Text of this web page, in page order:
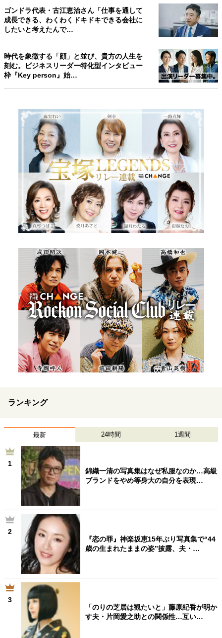
ゴンドラ代表・古江恵治さん「仕事を通して
成長できる、わくわくドキドキできる会社に
したいと考えたんで…
時代を象徴する「顔」と並び、貴方の人生を
刻む。ビジネスリーダー特化型インタビュー
枠『Key person』始…
ランキング
最新 24時間 1週間
1
錦織一清の写真集はなぜ私服なのか…高級
ブランドをやめ等身大の自分を表現…
2
『恋の罪』神楽坂恵15年ぶり写真集で“44
歳の生まれたままの姿”披露、夫・…
3
「のりの芝居は観たいと」藤原紀香が明か
す夫・片岡愛之助との関係性…互い…